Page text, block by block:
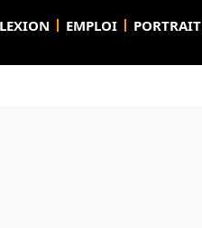
EMPLOI PORTRAIT